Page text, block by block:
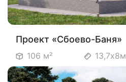
Проект «Сбоево-Баня»
106 м² 13,7х8м